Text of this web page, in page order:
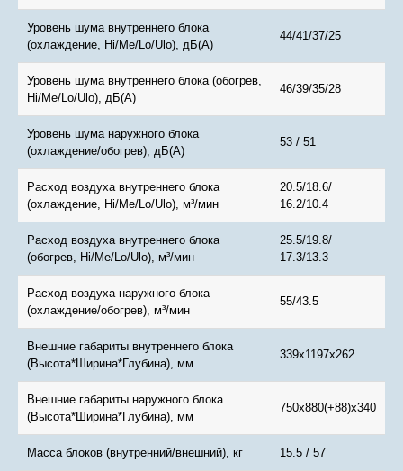
Уровень шума внутреннего блока
(охлаждение, Hi/Me/Lo/Ulo), дБ(А)
44/41/37/25
Уровень шума внутреннего блока (обогрев,
Hi/Me/Lo/Ulo), дБ(А)
46/39/35/28
Уровень шума наружного блока
(охлаждение/обогрев), дБ(А)
53 / 51
Расход воздуха внутреннего блока
(охлаждение, Hi/Me/Lo/Ulo), м³/мин
20.5/18.6/
16.2/10.4
Расход воздуха внутреннего блока
(обогрев, Hi/Me/Lo/Ulo), м³/мин
25.5/19.8/
17.3/13.3
Расход воздуха наружного блока
(охлаждение/обогрев), м³/мин
55/43.5
Внешние габариты внутреннего блока
(Высота*Ширина*Глубина), мм
339x1197x262
Внешние габариты наружного блока
(Высота*Ширина*Глубина), мм
750x880(+88)x340
Масса блоков (внутренний/внешний), кг 15.5 / 57